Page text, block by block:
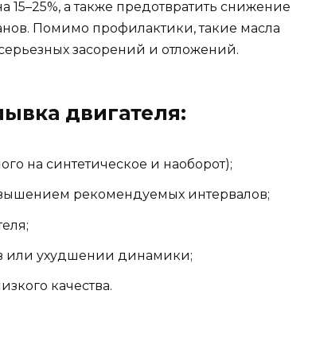
15–25%, а также предотвратить снижение
Помимо профилактики, такие масла
засорений и отложений.
двигателя:
на синтетическое и наоборот);
рекомендуемых интервалов;
или ухудшении динамики;
качества.